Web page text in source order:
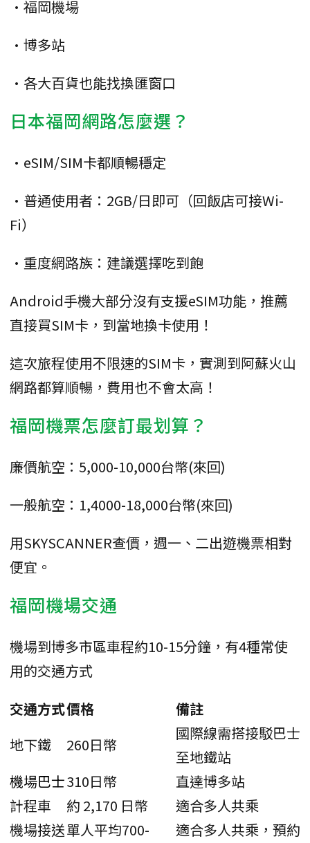
•福岡機場
•博多站
•各大百貨也能找換匯窗口
日本福岡網路怎麼選？
•eSIM/SIM卡都順暢穩定
•普通使用者：2GB/日即可（回飯店可接Wi-
Fi）
•重度網路族：建議選擇吃到飽
Android手機大部分沒有支援eSIM功能，推薦
直接買SIM卡，到當地換卡使用！
這次旅程使用不限速的SIM卡，實測到阿蘇火山
網路都算順暢，費用也不會太高！
福岡機票怎麼訂最划算？
廉價航空：5,000-10,000台幣(來回)
一般航空：1,4000-18,000台幣(來回)
用SKYSCANNER查價，週一、二出遊機票相對
便宜。
福岡機場交通
機場到博多市區車程約10-15分鐘，有4種常使
用的交通方式
交通方式價格
備註
地下鐵
260日幣
國際線需搭接駁巴士
至地鐵站
機場巴士310日幣
直達博多站
計程車
約 2,170 日幣
適合多人共乘
機場接送單人平均700-
適合多人共乘，預約